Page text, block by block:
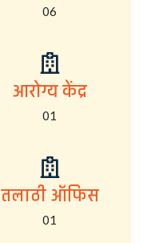
06
आरोग्य केंद्र
01
तलाठी ऑफिस
01